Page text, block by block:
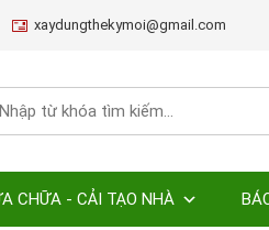
xaydungthekymoi@gmail.com
CHỮA - CẢI TẠO NHÀ